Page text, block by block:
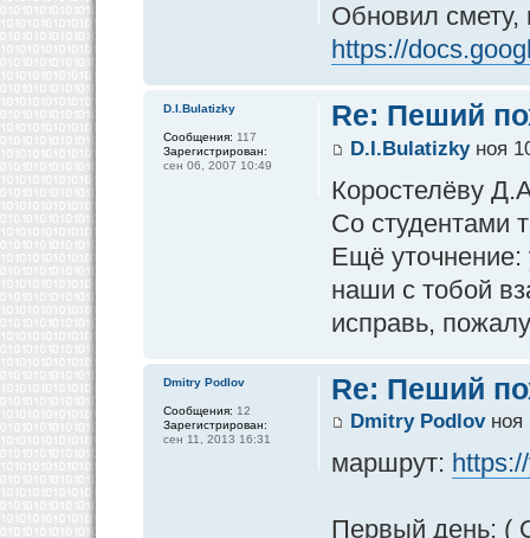
Обновил смету,
https://
Re: Пеший
D.I.Bulatizkyноя
Коростелёву
Со студентами
Ещё
наши с тобой
исправь,
D.I.Bulatizky
Сообщения: 117
Зарегистрирован:
сен 06, 2007 10:49
Re: Пеший
Dmitry Podlovноя
маршрут:
Первый день: (
Dmitry Podlov
Сообщения: 12
Зарегистрирован:
сен 11, 2013 16:31